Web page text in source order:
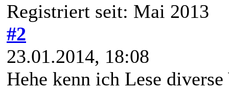
Registriert seit: Mai 2013
#2
23.01.2014, 18:08
Hehe kenn ich Lese